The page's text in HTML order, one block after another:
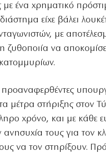
ένα χρηματικό
είχε βάλει
με
ζυθοποιία να
προαναφερθέντες
μέτρα στήριξης στον
χρόνο, και με κάθε
τους για τον
να τον στηρίξουν.